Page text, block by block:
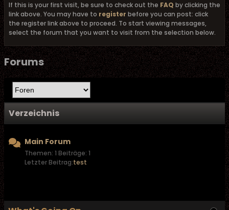
If this is your first visit, be sure to check out the FAQ by clicking the
link above. You may have to register before you can post: click
the register link above to proceed. To start viewing messages,
select the forum that you want to visit from the selection below.
Forums
Verzeichnis
Main Forum
Themen: 1 Beiträge: 1
Letzter Beitrag:test